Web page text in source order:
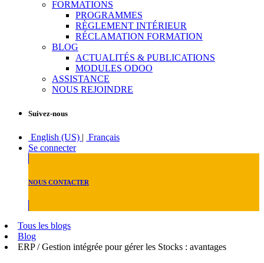
FORMATIONS
PROGRAMMES
RÈGLEMENT INTÉRIEUR
RÉCLAMATION FORMATION
BLOG
ACTUALITÉS & PUBLICATIONS
MODULES ODOO
ASSISTANCE
NOUS REJOINDRE
Suivez-nous
English (US) | Français
Se connecter
NOUS CONTACTER
Tous les blogs
Blog
ERP / Gestion intégrée pour gérer les Stocks : avantages